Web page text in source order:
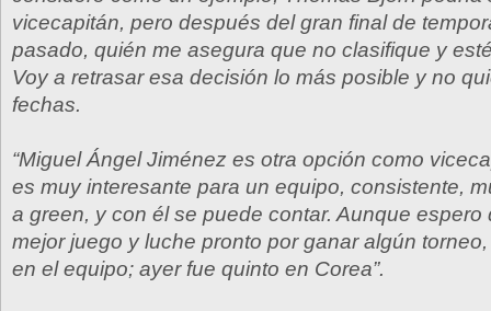
vicecapitán, pero después del gran final de
pasado, quién me asegura que no clasifique y
Voy a retrasar esa decisión lo más posible y no
fechas.
“Miguel Ángel Jiménez es otra opción como
es muy interesante para un equipo, consistente,
a green, y con él se puede contar. Aunque espero
mejor juego y luche pronto por ganar algún
en el equipo; ayer fue quinto en Corea”.